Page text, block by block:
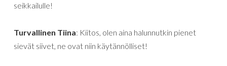
seikkailulle!
Turvallinen Tiina: Kiitos, olen aina halunnutkin pienet
sievät siivet, ne ovat niin käytännölliset!